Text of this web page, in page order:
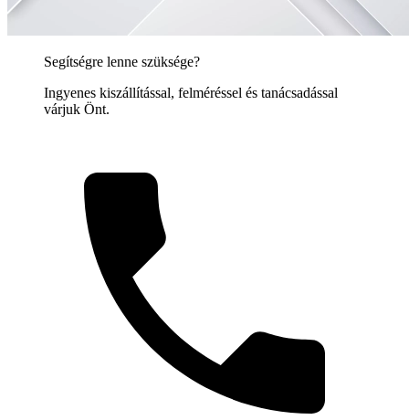
Segítségre lenne szüksége?
Ingyenes kiszállítással, felméréssel és tanácsadással
várjuk Önt.